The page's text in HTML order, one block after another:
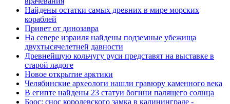
Найдены остатки самых древних в мире морских
кораблей
Привет от динозавра
На севере израиля найдены подземные убежища
двухтысячелетней давности
Древнейшую кольчугу руси представят на выставке в
старой ладоге
Новое открытие арктики
Челябинские археологи нашли гравюру каменного века
В египте найдены 23 статуи богини палящего солнца
Боос: снос королевского замка в калининграде -